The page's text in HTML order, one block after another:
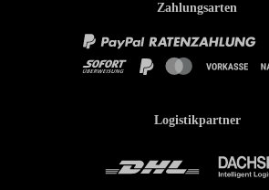
Zahlungsarten
Logistikpartner